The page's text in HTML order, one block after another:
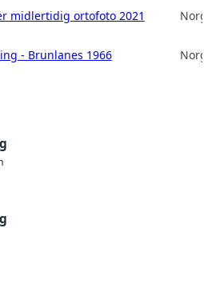
midlertidig ortofoto 2021
- Brunlanes 1966